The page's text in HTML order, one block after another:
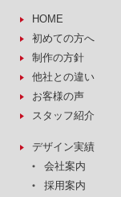
HOME
初めての方へ
制作の方針
他社との違い
お客様の声
スタッフ紹介
デザイン実績
会社案内
採用案内